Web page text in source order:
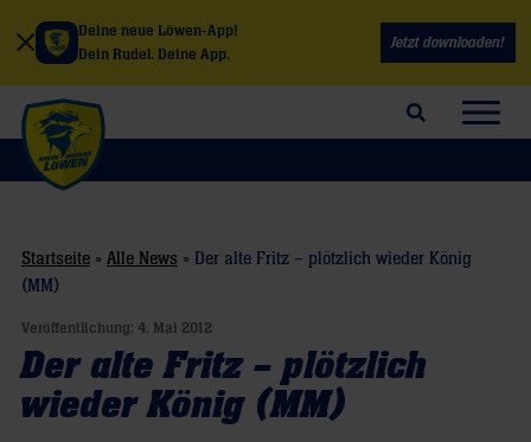
Deine neue Löwen-App!
Dein Rudel. Deine App.
Jetzt downloaden!
Suchfeld öffnen
Startseite » Alle News » Der alte Fritz – plötzlich wieder König
(MM)
Veröffentlichung: 4. Mai 2012
Der alte Fritz – plötzlich
wieder König (MM)